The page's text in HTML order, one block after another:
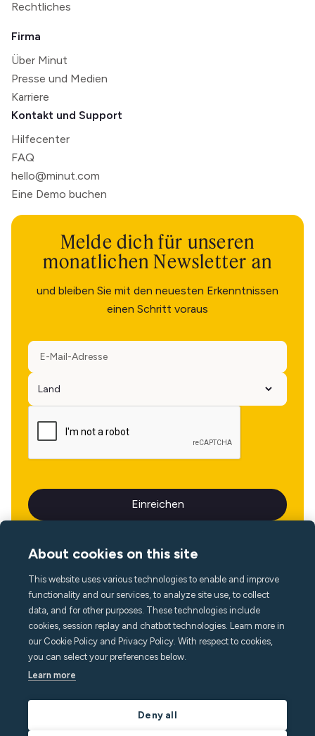
Rechtliches
Firma
Über Minut
Presse und Medien
Karriere
Kontakt und Support
Hilfecenter
FAQ
hello@minut.com
Eine Demo buchen
Melde dich für unseren
monatlichen Newsletter an
und bleiben Sie mit den neuesten Erkenntnissen
einen Schritt voraus
Sprache
About cookies on this site
This website uses various technologies to enable and improve
functionality and our services, to analyze site use, to collect
data, and for other purposes. These technologies include
cookies, session replay and chatbot technologies. Learn more in
our Cookie Policy and Privacy Policy. With respect to cookies,
you can select your preferences below.
Learn more
Deny all